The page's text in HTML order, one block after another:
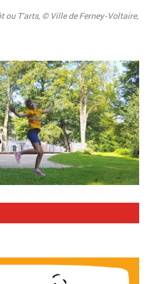
ou T'arts, © Ville de Ferney-Voltaire,